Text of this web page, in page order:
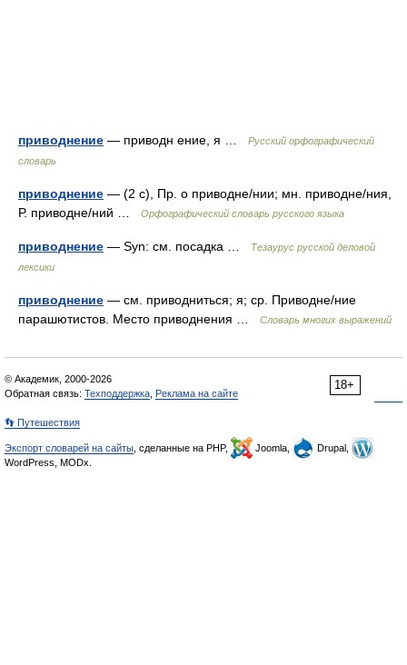
приводнение — приводн ение, я …
Русский орфографический
словарь
приводнение — (2 с), Пр. о приводне/нии; мн. приводне/ния,
Р. приводне/ний …
Орфографический словарь русского языка
приводнение — Syn: см. посадка …
Тезаурус русской деловой
лексики
приводнение — см. приводниться; я; ср. Приводне/ние
парашютистов. Место приводнения …
Словарь многих выражений
18+
© Академик, 2000-2026
Обратная связь: Техподдержка Реклама на сайте
👣 Путешествия
Экспорт словарей на сайты , сделанные на PHP, Joomla,
Drupal,
WordPress, MODx.